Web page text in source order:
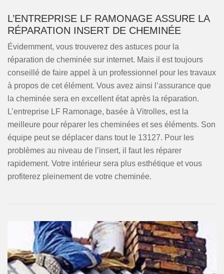
L’ENTREPRISE LF RAMONAGE ASSURE LA
RÉPARATION INSERT DE CHEMINÉE
Évidemment, vous trouverez des astuces pour la
réparation de cheminée sur internet. Mais il est toujours
conseillé de faire appel à un professionnel pour les travaux
à propos de cet élément. Vous avez ainsi l’assurance que
la cheminée sera en excellent état après la réparation.
L’entreprise LF Ramonage, basée à Vitrolles, est la
meilleure pour réparer les cheminées et ses éléments. Son
équipe peut se déplacer dans tout le 13127. Pour les
problèmes au niveau de l’insert, il faut les réparer
rapidement. Votre intérieur sera plus esthétique et vous
profiterez pleinement de votre cheminée.